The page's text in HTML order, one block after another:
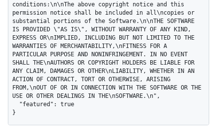
conditions:\n\nThe above copyright notice and this
permission notice shall be included in all\ncopies or
substantial portions of the Software.\n\nTHE SOFTWARE
IS PROVIDED \"AS IS\", WITHOUT WARRANTY OF ANY KIND,
EXPRESS OR\nIMPLIED, INCLUDING BUT NOT LIMITED TO THE
WARRANTIES OF MERCHANTABILITY,\nFITNESS FOR A
PARTICULAR PURPOSE AND NONINFRINGEMENT. IN NO EVENT
SHALL THE\nAUTHORS OR COPYRIGHT HOLDERS BE LIABLE FOR
ANY CLAIM, DAMAGES OR OTHER\nLIABILITY, WHETHER IN AN
ACTION OF CONTRACT, TORT OR OTHERWISE, ARISING
FROM,\nOUT OF OR IN CONNECTION WITH THE SOFTWARE OR THE
USE OR OTHER DEALINGS IN THE\nSOFTWARE.\n",
}